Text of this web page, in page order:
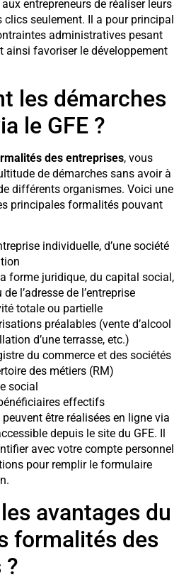
entrepreneurs de réaliser leurs
seulement. Il a pour principal
administratives pesant
ainsi favoriser le développement
les démarches
le GFE ?
des entreprises, vous
de démarches sans avoir à
différents organismes. Voici une
principales formalités pouvant
individuelle, d’une société
forme juridique, du capital social,
l’adresse de l’entreprise
totale ou partielle
préalables (vente d’alcool
d’une terrasse, etc.)
du commerce et des sociétés
des métiers (RM)
social
effectifs
être réalisées en ligne via
depuis le site du GFE. Il
avec votre compte personnel
pour remplir le formulaire
avantages du
formalités des
?